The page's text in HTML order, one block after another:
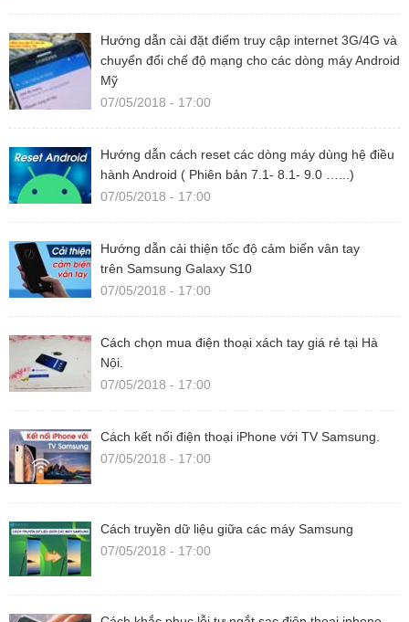
Hướng dẫn cài đặt điểm truy cập internet 3G/4G và
chuyển đổi chế độ mạng cho các dòng máy Android
Mỹ
07/05/2018 - 17:00
Hướng dẫn cách reset các dòng máy dùng hệ điều
hành Android ( Phiên bản 7.1- 8.1- 9.0 …...)
07/05/2018 - 17:00
Hướng dẫn cải thiện tốc độ cảm biến vân tay
trên Samsung Galaxy S10
07/05/2018 - 17:00
Cách chọn mua điện thoại xách tay giá rẻ tại Hà
Nội.
07/05/2018 - 17:00
Cách kết nối điện thoại iPhone với TV Samsung.
07/05/2018 - 17:00
Cách truyền dữ liệu giữa các máy Samsung
07/05/2018 - 17:00